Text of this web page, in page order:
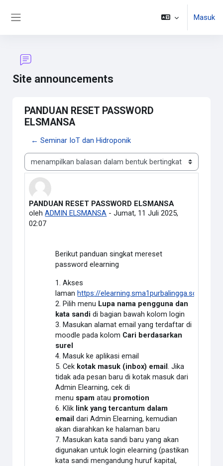
Masuk
Site announcements
PANDUAN RESET PASSWORD
ELSMANSA
← Seminar IoT dan Hidroponik
Mode tampilan
PANDUAN RESET PASSWORD ELSMANSA
olehADMIN ELSMANSA -Jumat, 11 Juli 2025,
02:07
Jumlah balasan: 0
Berikut panduan singkat mereset
password elearning
1. Akses
laman https://elearning.sma1purbalingga.sch.id/
2. Pilih menu Lupa nama pengguna dan
kata sandi di bagian bawah kolom login
3. Masukan alamat email yang terdaftar di
moodle pada kolom Cari berdasarkan
surel
4. Masuk ke aplikasi email
5. Cek kotak masuk (inbox) email. Jika
tidak ada pesan baru di kotak masuk dari
Admin Elearning, cek di
menu spam atau promotion
6. Klik link yang tercantum dalam
email dari Admin Elearning, kemudian
akan diarahkan ke halaman baru
7. Masukan kata sandi baru yang akan
digunakan untuk login elearning (pastikan
kata sandi mengandung huruf kapital,